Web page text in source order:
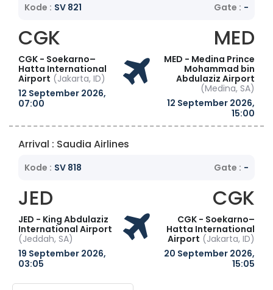
Kode : SV 821 Gate : -
CGK
CGK - Soekarno–
Hatta International
Airport (Jakarta, ID)
12 September 2026,
07:00
MED
MED - Medina Prince
Mohammad bin
Abdulaziz Airport
(Medina, SA)
12 September 2026,
15:00
Arrival : Saudia Airlines
Kode : SV 818 Gate : -
JED
JED - King Abdulaziz
International Airport
(Jeddah, SA)
19 September 2026,
03:05
CGK
CGK - Soekarno–
Hatta International
Airport (Jakarta, ID)
20 September 2026,
15:05